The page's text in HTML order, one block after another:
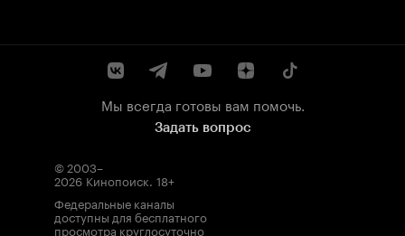
Мы всегда готовы вам помочь.
Задать вопрос
© 2003–
2026 Кинопоиск. 18+
Федеральные каналы
доступны для бесплатного
просмотра круглосуточно